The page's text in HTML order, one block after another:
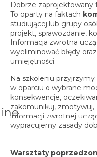
Dobrze zaprojektowany
To oparty na faktach
studiującej lub grupy
projekt, sprawozdanie,
Informacja zwrotna
wyeliminować błędy
umiejętności.
Na szkoleniu
w oparciu o wybrane
konsekwencje,
zakomunikuj, zmotywuj,
informacji zwrotnej
wypracujemy zasady
Warsztaty